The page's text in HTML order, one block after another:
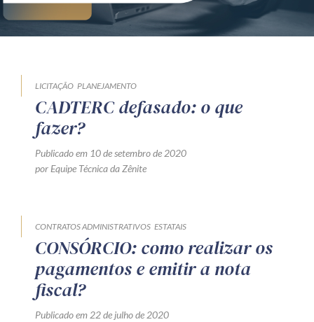
LICITAÇÃO PLANEJAMENTO
CADTERC defasado: o que
fazer?
Publicado em 10 de setembro de 2020
por Equipe Técnica da Zênite
CONTRATOS ADMINISTRATIVOS ESTATAIS
CONSÓRCIO: como realizar os
pagamentos e emitir a nota
fiscal?
Publicado em 22 de julho de 2020